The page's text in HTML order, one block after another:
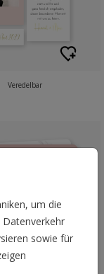
um die
sowie für
Veredelbar